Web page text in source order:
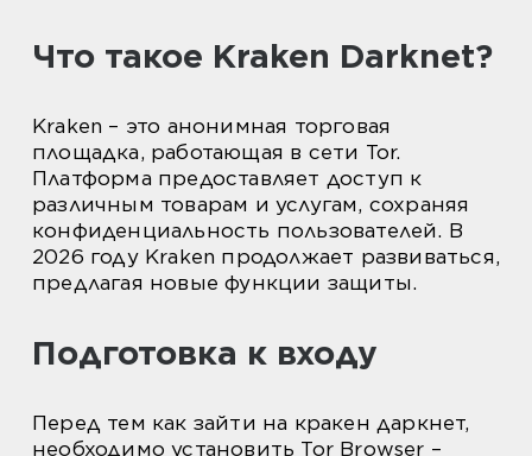
Что такое Kraken Darknet?
Kraken – это анонимная торговая
площадка, работающая в сети Tor.
Платформа предоставляет доступ к
различным товарам и услугам, сохраняя
конфиденциальность пользователей. В
2026 году Kraken продолжает развиваться,
предлагая новые функции защиты.
Подготовка к входу
Перед тем как зайти на кракен даркнет,
необходимо установить Tor Browser –